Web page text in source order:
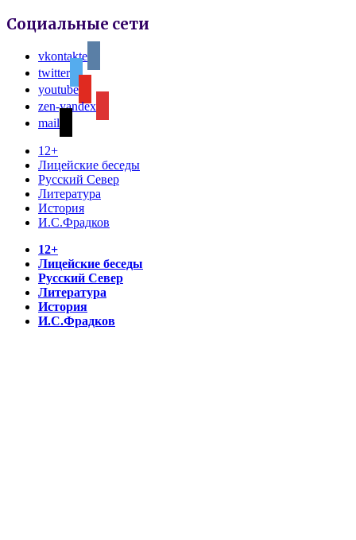
Социальные сети
vkontakte
twitter
youtube
zen-yandex
mail
12+
Лицейские беседы
Русский Север
Литература
История
И.С.Фрадков
12+
Лицейские беседы
Русский Север
Литература
История
И.С.Фрадков